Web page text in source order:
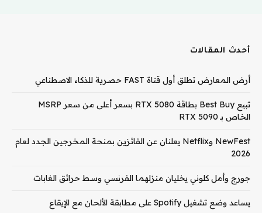
أحدث المقالات
أرض المعارض تطلق أول قناة FAST حصرية للذكاء الاصطناعي
تبيع Best Buy بطاقة RTX 5080 بسعر أعلى من سعر MSRP
الخاص بـ RTX 5090
NewFest وNetflix يعلنان عن الفائزين بمنحة المخرجين الجدد لعام
2026
جورج وأمل كلوني يخليان منزلهما الفرنسي وسط حرائق الغابات
يساعد وضع تشغيل Spotify على مطابقة الألحان مع الإيقاع